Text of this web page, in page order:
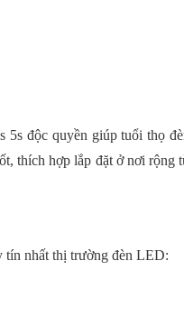
5s độc quyền giúp tuổi thọ
thích hợp lắp đặt ở nơi
tín nhất thị trường đèn LED: